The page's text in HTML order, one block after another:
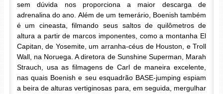
sem dúvida nos proporciona a maior descarga de
adrenalina do ano. Além de um temerário, Boenish também
é um cineasta, filmando seus saltos de quilômetros de
altura a partir de marcos imponentes, como a montanha El
Capitan, de Yosemite, um arranha-céus de Houston, e Troll
Wall, na Noruega. A diretora de Sunshine Superman, Marah
Strauch, usa as filmagens de Carl de maneira excelente,
nas quais Boenish e seu esquadrão BASE-jumping espiam
a beira de alturas vertiginosas para, em seguida, mergulhar